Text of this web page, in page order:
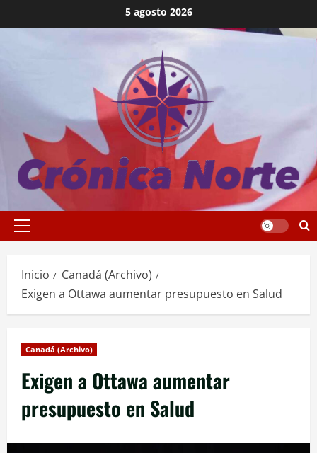
al
5 agosto 2026
Menú
Inicio
Canadá (Archivo)
Exigen a Ottawa aumentar presupuesto en Salud
Canadá (Archivo)
Exigen a Ottawa aumentar
presupuesto en Salud